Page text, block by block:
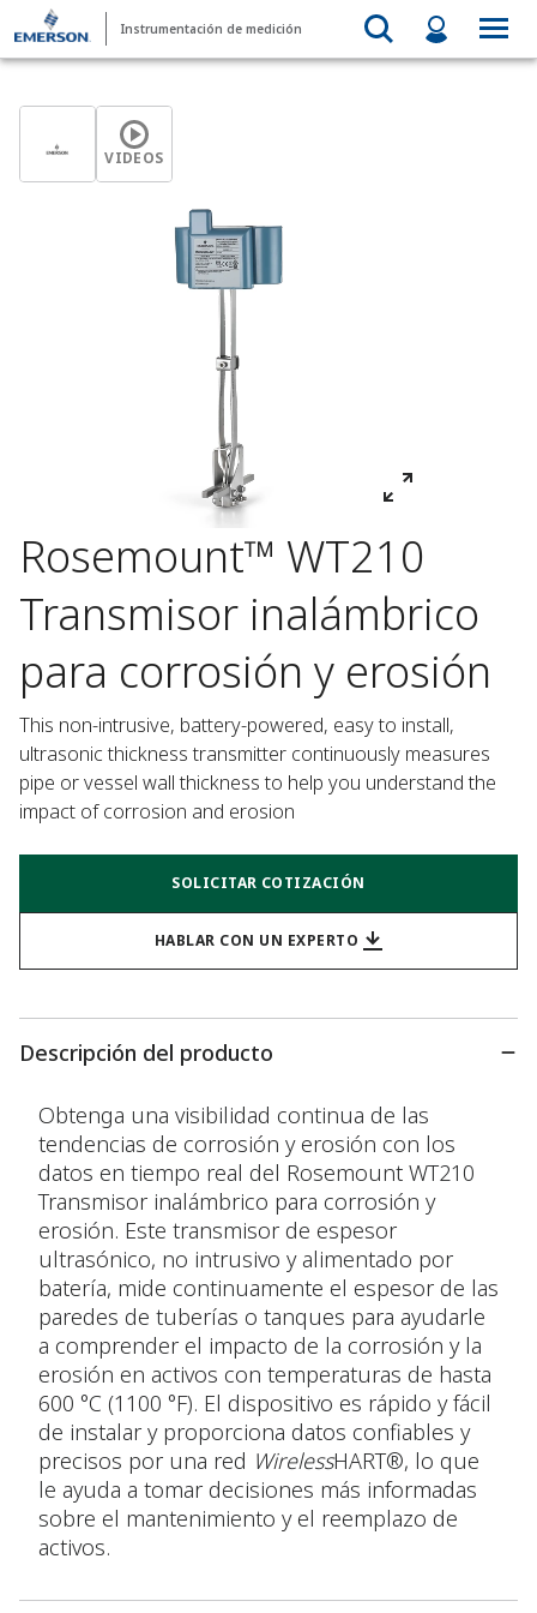
Instrumentación de medición
VIDEOS
Rosemount™ WT210
Transmisor inalámbrico
para corrosión y erosión
This non-intrusive, battery-powered, easy to install,
ultrasonic thickness transmitter continuously measures
pipe or vessel wall thickness to help you understand the
impact of corrosion and erosion
SOLICITAR COTIZACIÓN
HABLAR CON UN EXPERTO
Descripción del producto
Obtenga una visibilidad continua de las
tendencias de corrosión y erosión con los
datos en tiempo real del Rosemount WT210
Transmisor inalámbrico para corrosión y
erosión. Este transmisor de espesor
ultrasónico, no intrusivo y alimentado por
batería, mide continuamente el espesor de las
paredes de tuberías o tanques para ayudarle
a comprender el impacto de la corrosión y la
erosión en activos con temperaturas de hasta
600 °C (1100 °F). El dispositivo es rápido y fácil
de instalar y proporciona datos confiables y
precisos por una red WirelessHART®, lo que
le ayuda a tomar decisiones más informadas
sobre el mantenimiento y el reemplazo de
activos.